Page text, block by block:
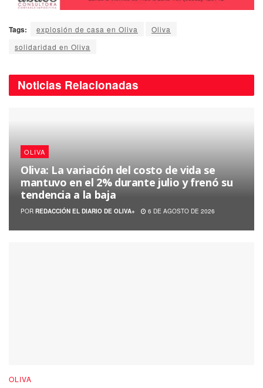
Tags: explosión de casa en Oliva
Oliva
solidaridad en Oliva
Noticias Relacionadas
OLIVA
Oliva: La variación del costo de vida se
mantuvo en el 2% durante julio y frenó su
tendencia a la baja
POR REDACCIÓN EL DIARIO DE OLIVA+ 6 DE AGOSTO DE 2026
OLIVA